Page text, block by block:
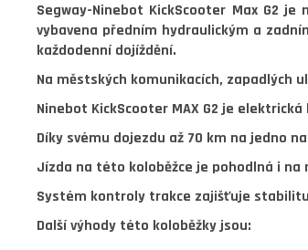
Segway-Ninebot KickScooter Max G2 je
vybavena předním hydraulickým a
každodenní dojíždění.
Na městských komunikacích, zapadlých
Ninebot KickScooter MAX G2 je
Díky svému dojezdu až 70 km na jedno
Jízda na této koloběžce je pohodlná i
Systém kontroly trakce zajišťuje
Další výhody této koloběžky jsou: